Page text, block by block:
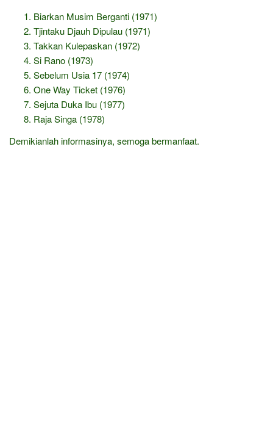
Biarkan Musim Berganti (1971)
Tjintaku Djauh Dipulau (1971)
Takkan Kulepaskan (1972)
Si Rano (1973)
Sebelum Usia 17 (1974)
One Way Ticket (1976)
Sejuta Duka Ibu (1977)
Raja Singa (1978)
Demikianlah informasinya, semoga bermanfaat.